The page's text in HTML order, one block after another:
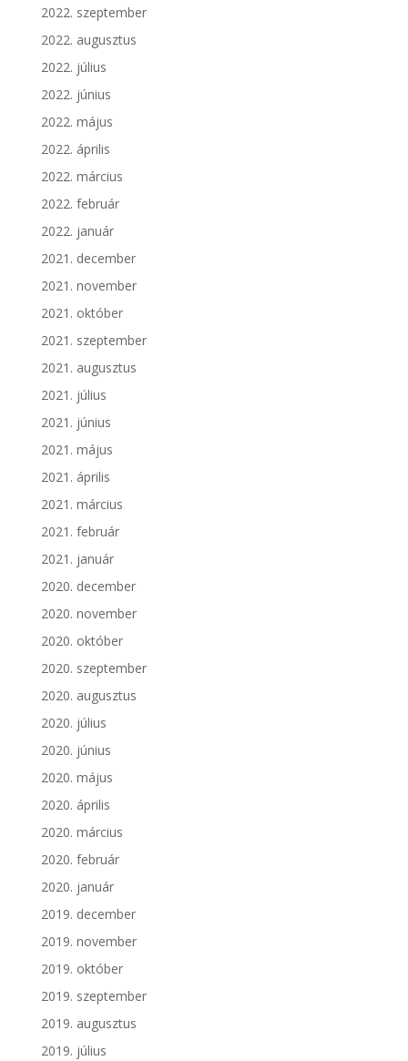
2022. szeptember
2022. augusztus
2022. július
2022. június
2022. május
2022. április
2022. március
2022. február
2022. január
2021. december
2021. november
2021. október
2021. szeptember
2021. augusztus
2021. július
2021. június
2021. május
2021. április
2021. március
2021. február
2021. január
2020. december
2020. november
2020. október
2020. szeptember
2020. augusztus
2020. július
2020. június
2020. május
2020. április
2020. március
2020. február
2020. január
2019. december
2019. november
2019. október
2019. szeptember
2019. augusztus
2019. július